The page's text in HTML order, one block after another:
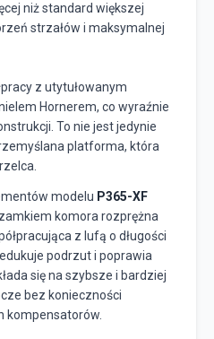
niż standard większej
strzałów i maksymalnej
z utytułowanym
Hornerem, co wyraźnie
To nie jest jedynie
platforma, która
modelu P365-XF
komora rozprężna
z lufą o długości
podrzut i poprawia
się na szybsze i bardziej
bez konieczności
kompensatorów.